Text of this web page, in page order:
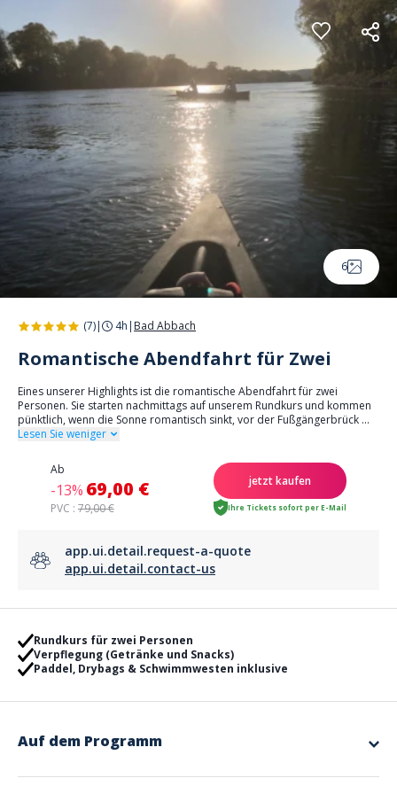
6
(7)| 4h | Bad Abbach
Romantische Abendfahrt für Zwei
Eines unserer Highlights ist die romantische Abendfahrt für zwei
Personen. Sie starten nachmittags auf unserem Rundkurs und kommen
pünktlich, wenn die Sonne romantisch sinkt, vor der Fußgängerbrück ...
Lesen Sie weniger
Ab
-13% 69,00 €
PVC : 79,00 €
jetzt kaufen
Ihre Tickets sofort per E-Mail
app.ui.detail.request-a-quote
app.ui.detail.contact-us
Rundkurs für zwei Personen
Verpflegung (Getränke und Snacks)
Paddel, Drybags & Schwimmwesten inklusive
Auf dem Programm